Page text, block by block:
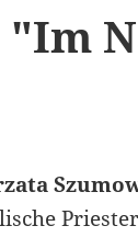
"Im